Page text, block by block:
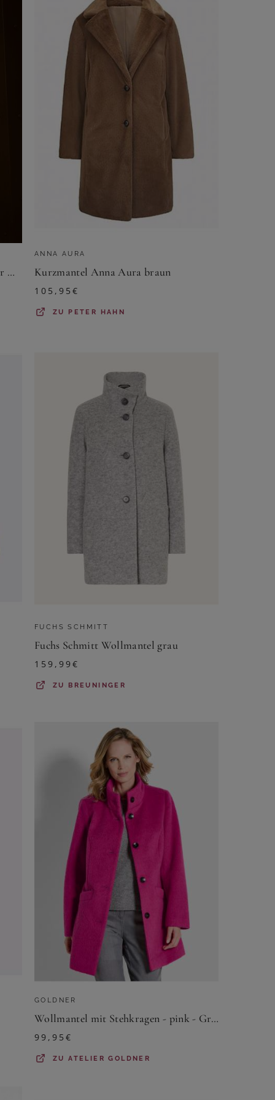
Yours Curve Khakigrüner Wattierter Midipuffermantel Size 42
ANNA AURA
Kurzmantel Anna Aura braun
105,95€
ZU PETER HAHN
FUCHS SCHMITT
Fuchs Schmitt Wollmantel grau
159,99€
ZU BREUNINGER
GOLDNER
Wollmantel mit Stehkragen - pink - Gr. 19 von Goldner Fashion
99,95€
ZUATELIER GOLDNER